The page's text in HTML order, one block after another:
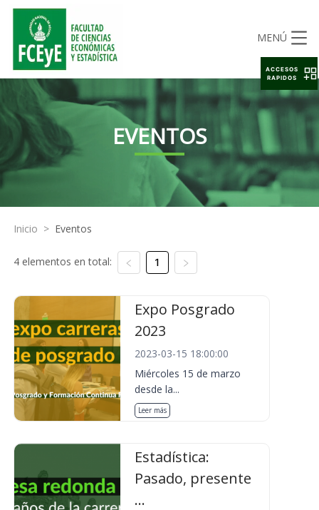
MENÚ
EVENTOS
Inicio > Eventos
4 elementos en total: 1
Expo Posgrado
2023
2023-03-15 18:00:00
Miércoles 15 de marzo
desde la...
Leer más
Estadística:
Pasado, presente
...
ACCESOS
RAPIDOS